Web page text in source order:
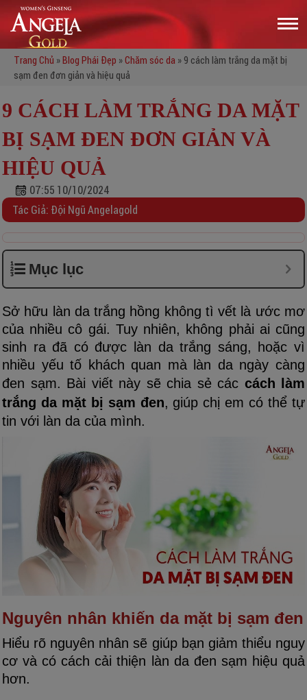
Trang Chủ »Blog Phái Đẹp »Chăm sóc da » 9 cách làm trắng da mặt bị
sạm đen đơn giản và hiệu quả
9 CÁCH LÀM TRẮNG DA MẶT
BỊ SẠM ĐEN ĐƠN GIẢN VÀ
HIỆU QUẢ
07:55 10/10/2024
Tác Giả: Đội Ngũ Angelagold
Mục lục
Sở hữu làn da trắng hồng không tì vết là ước mơ
của nhiều cô gái. Tuy nhiên, không phải ai cũng
sinh ra đã có được làn da trắng sáng, hoặc vì
nhiều yếu tố khách quan mà làn da ngày càng
đen sạm. Bài viết này sẽ chia sẻ các cách làm
trắng da mặt bị sạm đen, giúp chị em có thể tự
tin với làn da của mình.
Nguyên nhân khiến da mặt bị sạm đen
Hiểu rõ nguyên nhân sẽ giúp bạn giảm thiểu nguy
cơ và có cách cải thiện làn da đen sạm hiệu quả
hơn.